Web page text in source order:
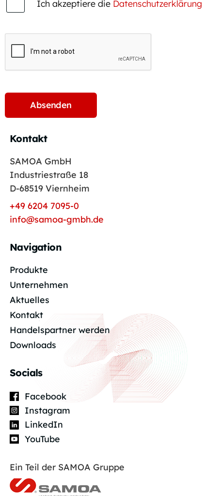
Ich akzeptiere die Datenschutzerklärung
Kontakt
SAMOA GmbH
Industriestraße 18
D-68519 Viernheim
+49 6204 7095-0
info@samoa-gmbh.de
Navigation
Produkte
Unternehmen
Aktuelles
Kontakt
Handelspartner werden
Downloads
Socials
Facebook
Instagram
LinkedIn
YouTube
Ein Teil der SAMOA Gruppe